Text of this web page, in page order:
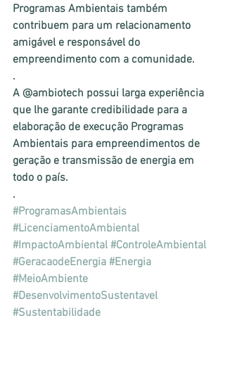
Programas Ambientais também
contribuem para um relacionamento
amigável e responsável do
empreendimento com a comunidade.
.
A @ambiotech possui larga experiência
que lhe garante credibilidade para a
elaboração de execução Programas
Ambientais para empreendimentos de
geração e transmissão de energia em
todo o país.
.
#ProgramasAmbientais
#LicenciamentoAmbiental
#ImpactoAmbiental #ControleAmbiental
#GeracaodeEnergia #Energia
#MeioAmbiente
#DesenvolvimentoSustentavel
#Sustentabilidade